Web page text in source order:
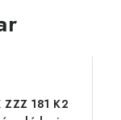
ZZZ 181 K2